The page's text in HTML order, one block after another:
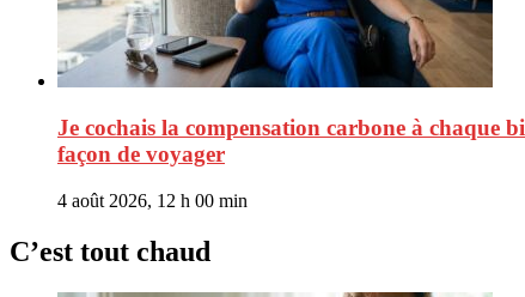
Je cochais la compensation carbone à chaque
façon de voyager
4 août 2026, 12 h 00 min
C’est tout chaud